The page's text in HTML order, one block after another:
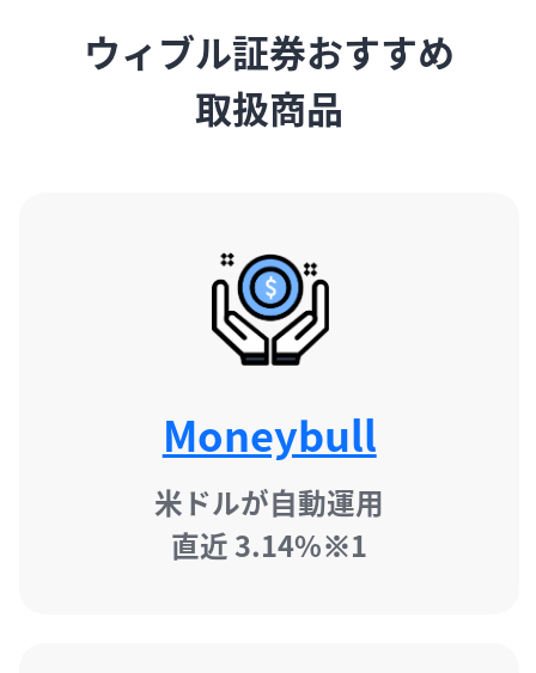
ウィブル証券おすすめ
取扱商品
Moneybull
米ドルが自動運用
直近 3.14%※1